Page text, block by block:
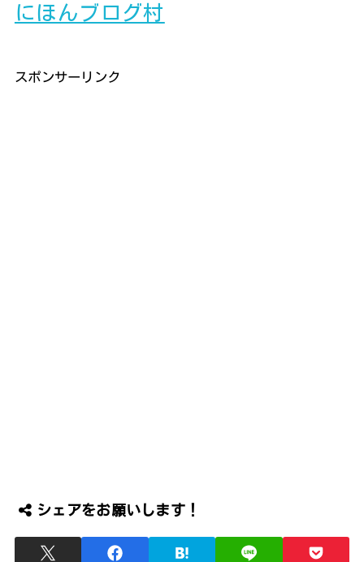
にほんブログ村
スポンサーリンク
シェアをお願いします！